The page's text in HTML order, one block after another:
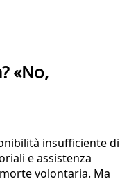
«No,
insufficiente di
e assistenza
volontaria. Ma